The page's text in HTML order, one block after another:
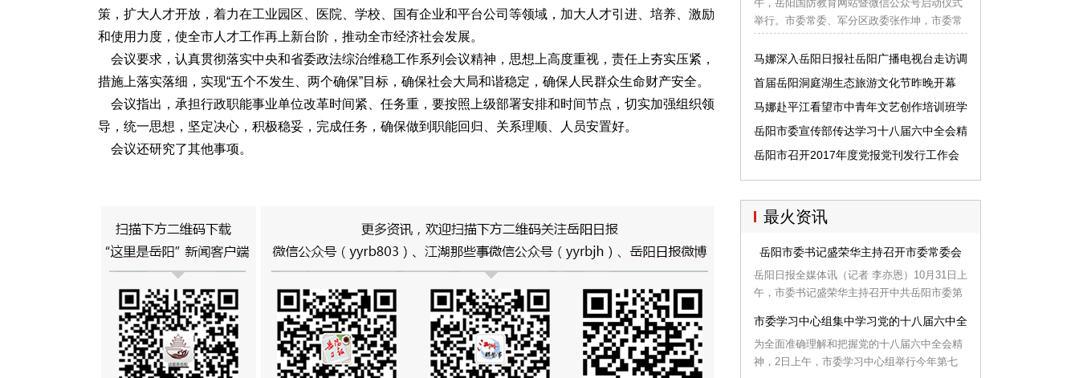
策，扩大人才开放，着力在工业园区、医院、学校、国有企业和平台公司等领域，加大人才引进、培养、激励
和使用力度，使全市人才工作再上新台阶，推动全市经济社会发展。
会议要求，认真贯彻落实中央和省委政法综治维稳工作系列会议精神，思想上高度重视，责任上夯实压紧，
措施上落实落细，实现“五个不发生、两个确保”目标，确保社会大局和谐稳定，确保人民群众生命财产安全。
会议指出，承担行政职能事业单位改革时间紧、任务重，要按照上级部署安排和时间节点，切实加强组织领
导，统一思想，坚定决心，积极稳妥，完成任务，确保做到职能回归、关系理顺、人员安置好。
会议还研究了其他事项。
午，岳阳国防教育网站暨微信公众号启动仪式
举行。市委常委、军分区政委张作坤，市委常
司令员胡小合、参谋长袁建华、政治部主任易
马娜深入岳阳日报社岳阳广播电视台走访调
研
首届岳阳洞庭湖生态旅游文化节昨晚开幕
马娜赴平江看望市中青年文艺创作培训班学
员
岳阳市委宣传部传达学习十八届六中全会精
神
岳阳市召开2017年度党报党刊发行工作会
最火资讯
岳阳市委书记盛荣华主持召开市委常委会
岳阳日报全媒体讯（记者 李亦恩）10月31日上
午，市委书记盛荣华主持召开中共岳阳市委第
和省委专题会议精神，听取关于中央深化人才
发展体制机制改革和中央、省委近期政法综治
维稳工作会议精神汇报，研究讨论承担行政职
市委学习中心组集中学习党的十八届六中全会精神
为全面准确理解和把握党的十八届六中全会精
神，2日上午，市委学习中心组举行今年第七